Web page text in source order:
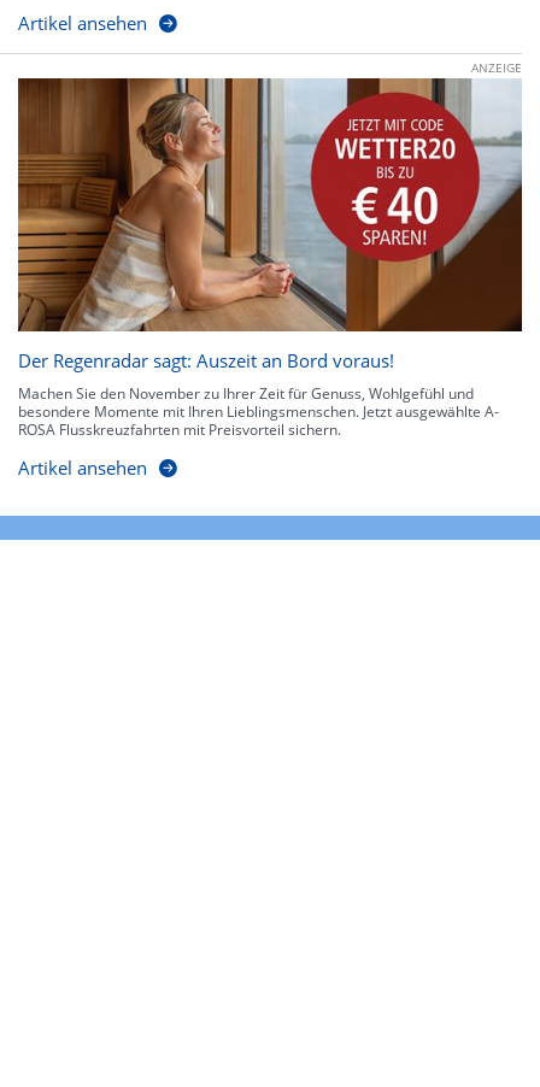
Artikel ansehen
ANZEIGE
Der Regenradar sagt: Auszeit an Bord voraus!
Machen Sie den November zu Ihrer Zeit für Genuss, Wohlgefühl und
besondere Momente mit Ihren Lieblingsmenschen. Jetzt ausgewählte A-
ROSA Flusskreuzfahrten mit Preisvorteil sichern.
Artikel ansehen